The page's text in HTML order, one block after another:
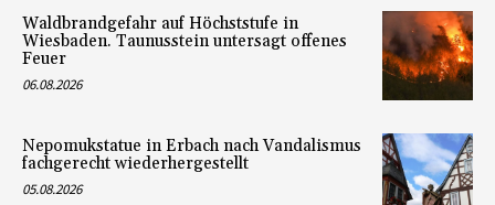
Waldbrandgefahr auf Höchststufe in
Wiesbaden. Taunusstein untersagt offenes
Feuer
06.08.2026
Nepomukstatue in Erbach nach Vandalismus
fachgerecht wiederhergestellt
05.08.2026